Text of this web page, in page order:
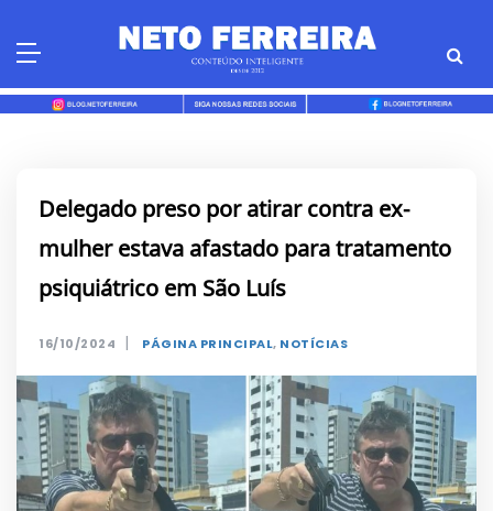
Delegado preso por atirar contra ex-
mulher estava afastado para tratamento
psiquiátrico em São Luís
16/10/2024 | PÁGINA PRINCIPAL, NOTÍCIAS